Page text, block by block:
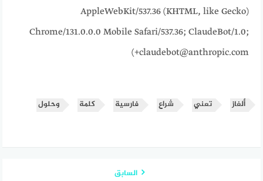
AppleWebKit/537.36 (KHTML, like Gecko)
Chrome/131.0.0.0 Mobile Safari/537.36; ClaudeBot/1.0;
+claudebot@anthropic.com)
ألغاز تعني شراع فارسية كلمة وحلول
السابق